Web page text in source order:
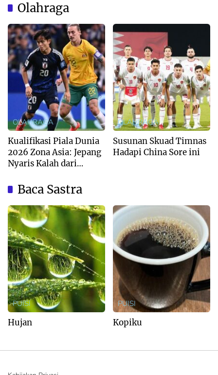
Olahraga
OLAHRAGA
Kualifikasi Piala Dunia
2026 Zona Asia: Jepang
Nyaris Kalah dari
OLAHRAGA
Susunan Skuad Timnas
Hadapi China Sore ini
Baca Sastra
PUISI
Hujan
PUISI
Kopiku